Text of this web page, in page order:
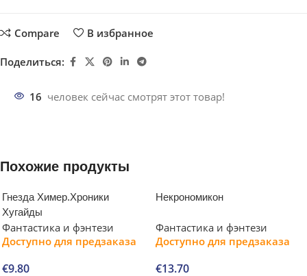
Compare В избранное
Поделиться:
16 человек сейчас смотрят этот товар!
Похожие продукты
Гнезда Химер.Хроники
Хугайды
Фантастика и фэнтези
Доступно для предзаказа
€9.80
Некрономикон
Фантастика и фэнтези
Доступно для предзаказа
€13.70